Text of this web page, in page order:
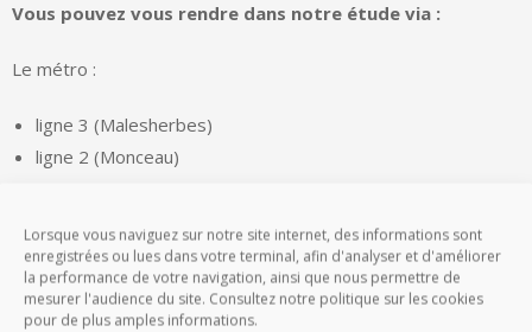
Lorsque vous naviguez sur notre site internet, des informations sont
enregistrées ou lues dans votre terminal, afin d'analyser et d'améliorer
la performance de votre navigation, ainsi que nous permettre de
mesurer l'audience du site. Consultez notre politique sur les cookies
pour de plus amples informations.
Vous pouvez vous rendre dans notre étude via :
Le métro :
ligne 3 (Malesherbes)
ligne 2 (Monceau)
93
30